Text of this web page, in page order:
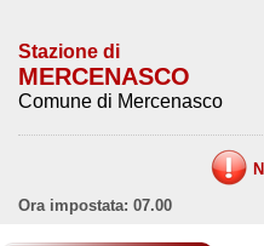
Stazione di
MERCENASCO
Comune di Mercenasco
Ora impostata: 07.00